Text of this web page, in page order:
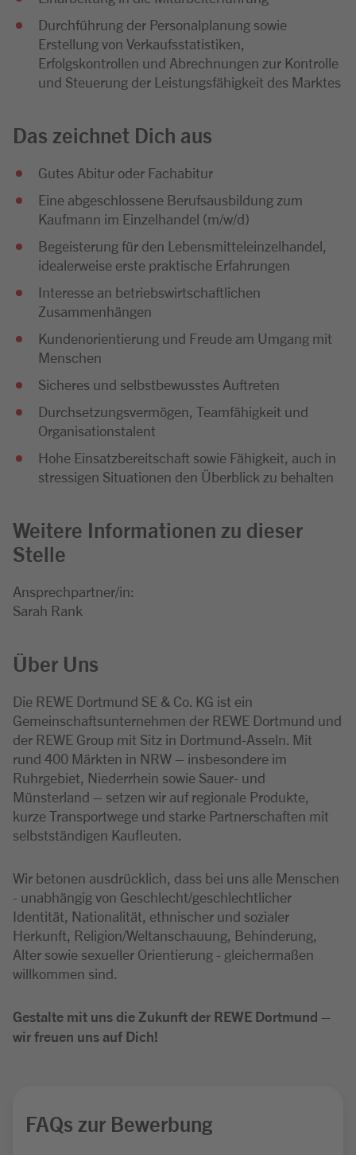
Durchführung der Personalplanung sowie
Erstellung von Verkaufsstatistiken,
Erfolgskontrollen und Abrechnungen zur Kontrolle
und Steuerung der Leistungsfähigkeit des Marktes
Das zeichnet Dich aus
Gutes Abitur oder Fachabitur
Eine abgeschlossene Berufsausbildung zum
Kaufmann im Einzelhandel (m/w/d)
Begeisterung für den Lebensmitteleinzelhandel,
idealerweise erste praktische Erfahrungen
Interesse an betriebswirtschaftlichen
Zusammenhängen
Kundenorientierung und Freude am Umgang mit
Menschen
Sicheres und selbstbewusstes Auftreten
Durchsetzungsvermögen, Teamfähigkeit und
Organisationstalent
Hohe Einsatzbereitschaft sowie Fähigkeit, auch in
stressigen Situationen den Überblick zu behalten
Weitere Informationen zu dieser
Stelle
Ansprechpartner/in:
Sarah Rank
Über Uns
Die REWE Dortmund SE & Co. KG ist ein
Gemeinschaftsunternehmen der REWE Dortmund und
der REWE Group mit Sitz in Dortmund-Asseln. Mit
rund 400 Märkten in NRW – insbesondere im
Ruhrgebiet, Niederrhein sowie Sauer- und
Münsterland – setzen wir auf regionale Produkte,
kurze Transportwege und starke Partnerschaften mit
selbstständigen Kaufleuten.
Wir betonen ausdrücklich, dass bei uns alle Menschen
- unabhängig von Geschlecht/geschlechtlicher
Identität, Nationalität, ethnischer und sozialer
Herkunft, Religion/Weltanschauung, Behinderung,
Alter sowie sexueller Orientierung - gleichermaßen
willkommen sind.
Gestalte mit uns die Zukunft der REWE Dortmund –
wir freuen uns auf Dich!
FAQs zur Bewerbung